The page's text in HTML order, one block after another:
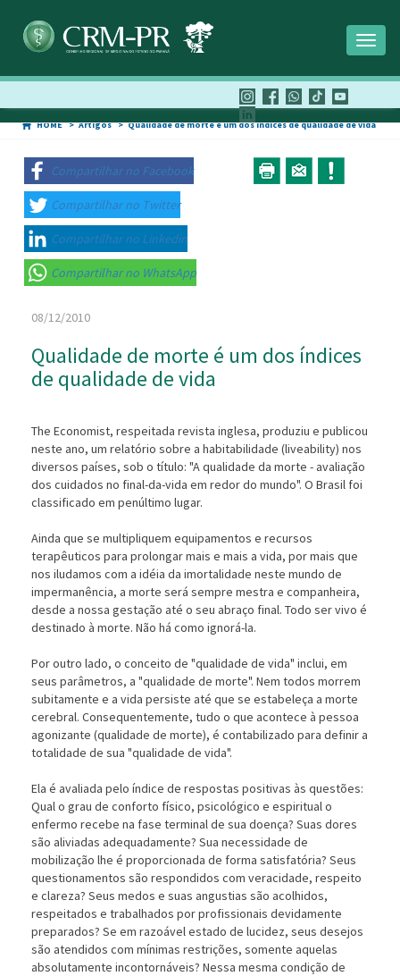
HOME Artigos Qualidade de morte é um dos índices de qualidade de vida
Compartilhar no Facebook
Compartilhar no Twitter
Compartilhar no Linkedin
Compartilhar no WhatsApp
08/12/2010
Qualidade de morte é um dos índices
de qualidade de vida
The Economist, respeitada revista inglesa, produziu e publicou
neste ano, um relatório sobre a habitabilidade (liveability) nos
diversos países, sob o título: "A qualidade da morte - avaliação
dos cuidados no final-da-vida em redor do mundo". O Brasil foi
classificado em penúltimo lugar.
Ainda que se multipliquem equipamentos e recursos
terapêuticos para prolongar mais e mais a vida, por mais que
nos iludamos com a idéia da imortalidade neste mundo de
impermanência, a morte será sempre mestra e companheira,
desde a nossa gestação até o seu abraço final. Todo ser vivo é
destinado à morte. Não há como ignorá-la.
Por outro lado, o conceito de "qualidade de vida" inclui, em
seus parâmetros, a "qualidade de morte". Nem todos morrem
subitamente e a vida persiste até que se estabeleça a morte
cerebral. Consequentemente, tudo o que acontece à pessoa
agonizante (qualidade de morte), é contabilizado para definir a
totalidade de sua "qualidade de vida".
Ela é avaliada pelo índice de respostas positivas às questões:
Qual o grau de conforto físico, psicológico e espiritual o
enfermo recebe na fase terminal de sua doença? Suas dores
são aliviadas adequadamente? Sua necessidade de
mobilização lhe é proporcionada de forma satisfatória? Seus
questionamentos são respondidos com veracidade, respeito
e clareza? Seus medos e suas angustias são acolhidos,
respeitados e trabalhados por profissionais devidamente
preparados? Se em razoável estado de lucidez, seus desejos
são atendidos com mínimas restrições, somente aquelas
absolutamente incontornáveis? Nessa mesma condição de